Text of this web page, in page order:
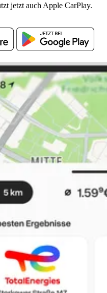
jetzt auch Apple CarPlay.